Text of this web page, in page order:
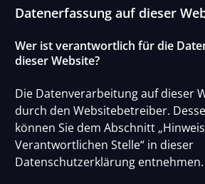
Datenerfassung auf dieser
Wer ist verantwortlich für die
dieser Website?
Die Datenverarbeitung auf dieser
durch den Websitebetreiber.
können Sie dem Abschnitt
Verantwortlichen Stelle“ in dieser
Datenschutzerklärung entnehmen.